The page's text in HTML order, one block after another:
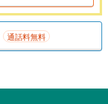
通話料無料